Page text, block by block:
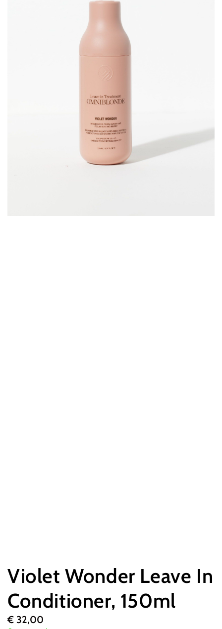
Violet Wonder Leave In
Conditioner, 150ml
€ 32,00